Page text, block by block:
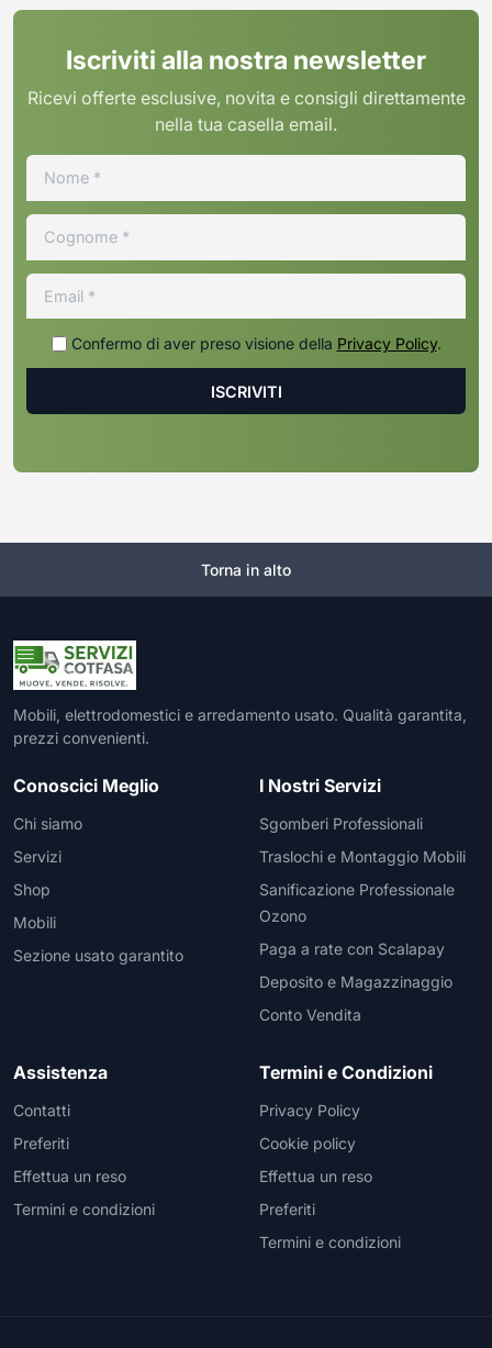
Iscriviti alla nostra newsletter
Ricevi offerte esclusive, novita e consigli direttamente
nella tua casella email.
Confermo di aver preso visione della Privacy Policy.
Torna in alto
Mobili, elettrodomestici e arredamento usato. Qualità garantita,
prezzi convenienti.
Conoscici Meglio
Chi siamo
Servizi
Shop
Mobili
Sezione usato garantito
I Nostri Servizi
Sgomberi Professionali
Traslochi e Montaggio Mobili
Sanificazione Professionale
Ozono
Paga a rate con Scalapay
Deposito e Magazzinaggio
Conto Vendita
Assistenza
Contatti
Preferiti
Effettua un reso
Termini e condizioni
Termini e Condizioni
Privacy Policy
Cookie policy
Effettua un reso
Preferiti
Termini e condizioni